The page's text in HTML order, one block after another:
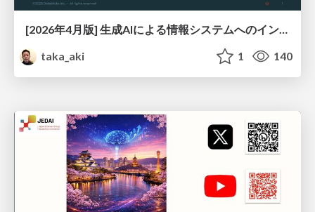
[2026年4月版] 生成AIによる情報システムへのインパクト
taka_aki
1 140